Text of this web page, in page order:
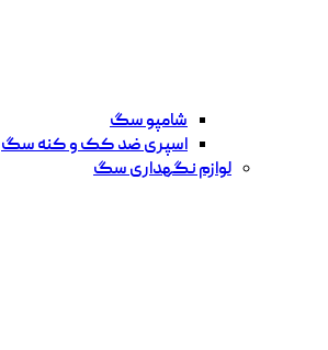
شامپو سگ
اسپری ضد کک و کنه سگ
لوازم نگهداری سگ